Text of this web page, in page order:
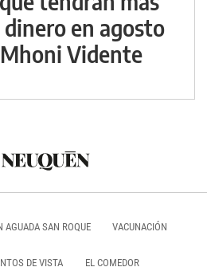
en agosto
Vidente
AGUADA SAN ROQUE VACUNACIÓN
DE VISTA EL COMEDOR